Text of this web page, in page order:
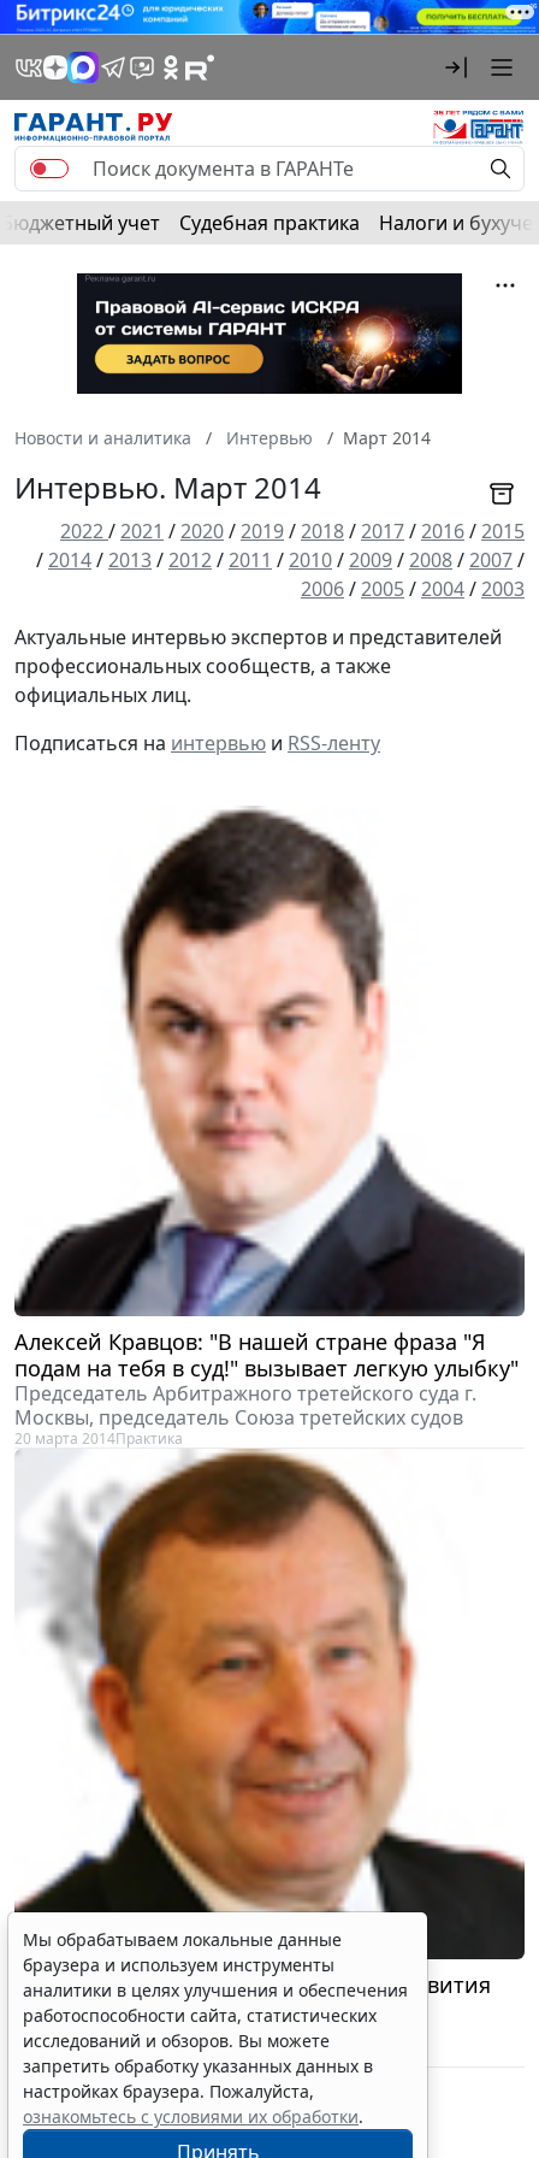
Бюджетный учет Судебная практика Налоги и
Новости и аналитика Интервью Март 2014
Интервью. Март 2014
2022/2021 /2020/2019/2018/2017/2016/2015
/2014/2013/2012/2011 /2010/2009/2008/2007/
2006/2005/2004/2003
Актуальные интервью экспертов и представителей
профессиональных сообществ, а также
официальных лиц.
Подписаться на интервью и RSS-ленту
Алексей Кравцов: "В нашей стране фраза "Я
подам на тебя в суд!" вызывает легкую улыбку"
Председатель Арбитражного третейского суда г.
Москвы, председатель Союза третейских судов
20 марта 2014Практика
Итоги социально-экономического развития
Алтайского края в 2013 году
Губернатор Алтайского края Карлин А.Б.
19 марта 2014
Мы обрабатываем локальные данные
браузера и используем инструменты
аналитики в целях улучшения и обеспечения
работоспособности сайта, статистических
исследований и обзоров. Вы можете
запретить обработку указанных данных в
настройках браузера. Пожалуйста,
ознакомьтесь с условиями их обработки.
Принять